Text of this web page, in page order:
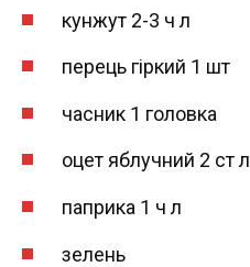
кунжут 2-3 ч л
перець гіркий 1 шт
часник 1 головка
оцет яблучний 2 ст л
паприка 1 ч л
зелень